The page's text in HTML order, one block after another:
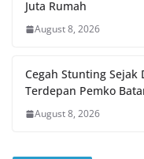
Juta Rumah
August 8, 2026
Cegah Stunting Sejak
Terdepan Pemko
August 8, 2026